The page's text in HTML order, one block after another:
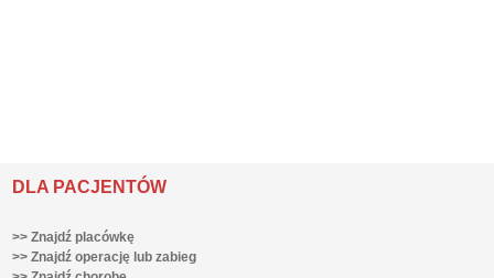
DLA PACJENTÓW
>> Znajdź placówkę
>> Znajdź operację lub zabieg